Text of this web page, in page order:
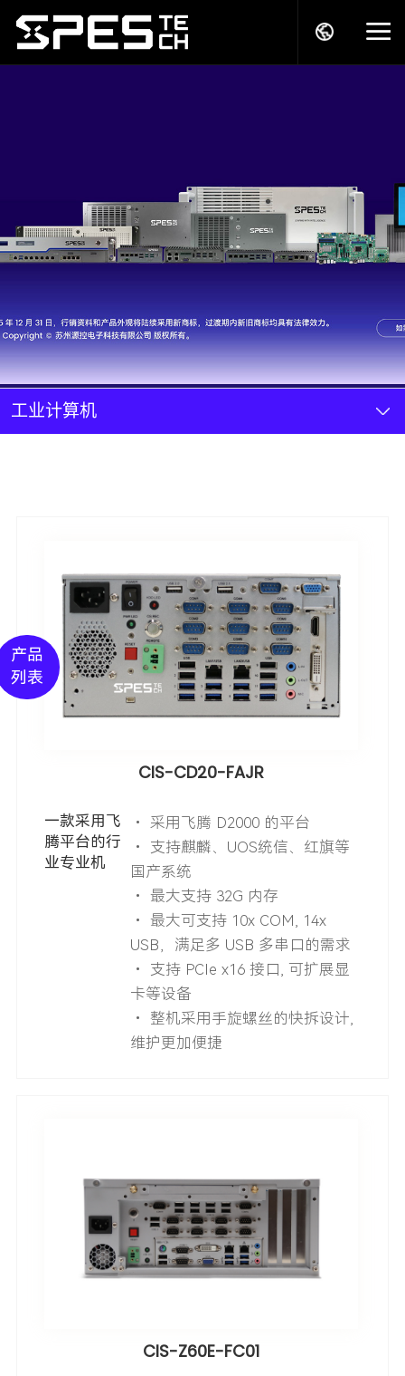
解决方案
商务模式
新闻资讯
工业计算机
CIS-CD20-FAJR
一款采用飞
腾平台的行
业专业机
• 采用飞腾 D2000 的平台
• 支持麒麟、UOS统信、红旗等
国产系统
• 最大支持 32G 内存
• 最大可支持 10x COM, 14x
USB，满足多 USB 多串口的需求
• 支持 PCIe x16 接口, 可扩展显
卡等设备
• 整机采用手旋螺丝的快拆设计,
维护更加便捷
CIS-Z60E-FC01
产品
列表